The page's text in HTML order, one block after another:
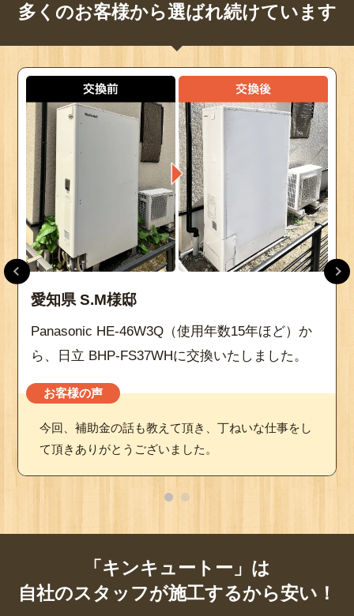
多くのお客様から選ばれ続けています
愛知県 S.M様邸
Panasonic HE-46W3Q（使用年数15年ほど）か
ら、日立 BHP-FS37WHに交換いたしました。
お客様の声
今回、補助金の話も教えて頂き、丁ねいな仕事をし
て頂きありがとうございました。
「キンキュートー」は
自社のスタッフが施工するから安い！